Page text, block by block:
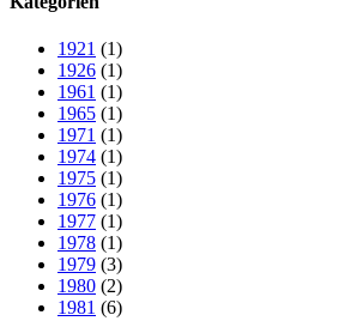
1921 (1)
1926 (1)
1961 (1)
1965 (1)
1971 (1)
1974 (1)
1975 (1)
1976 (1)
1977 (1)
1978 (1)
1979 (3)
1980 (2)
1981 (6)